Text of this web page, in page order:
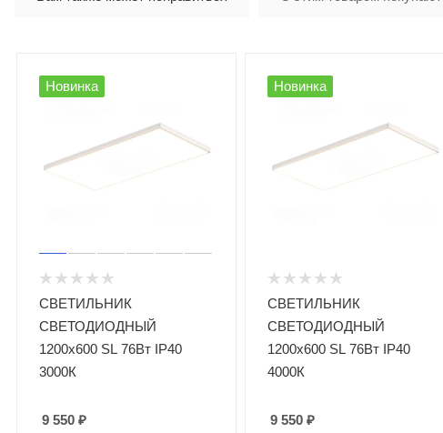
Новинка
СВЕТИЛЬНИК
СВЕТОДИОДНЫЙ
1200x600 SL 76Вт IP40
3000К
9 550 ₽
Новинка
СВЕТИЛЬНИК
СВЕТОДИОДНЫЙ
1200x600 SL 76Вт IP40
4000К
9 550₽